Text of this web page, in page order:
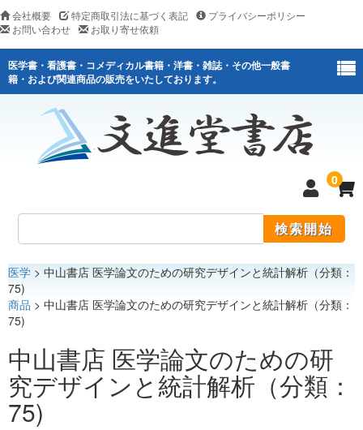
会社概要 特定商取引法に基づく表記
プライバシーポリシー
お問い合わせ
お取り寄せ依頼
医学書・看護書・コメディカル書籍・洋書・雑誌・その他一般書
籍・および関連商品の販売をいたしております。
0
医学
看護
レジデント
医学 > 中山書店 医学論文のための研究デザインと統計解析（分類：
75)
商品 > 中山書店 医学論文のための研究デザインと統計解析（分類：
75)
中山書店 医学論文のための研
究デザインと統計解析（分類：
75)